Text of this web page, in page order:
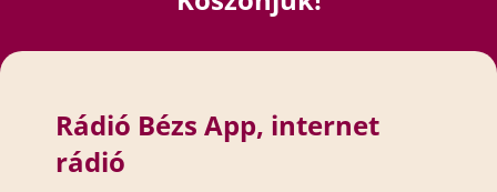
Rádió Bézs App, internet
rádió